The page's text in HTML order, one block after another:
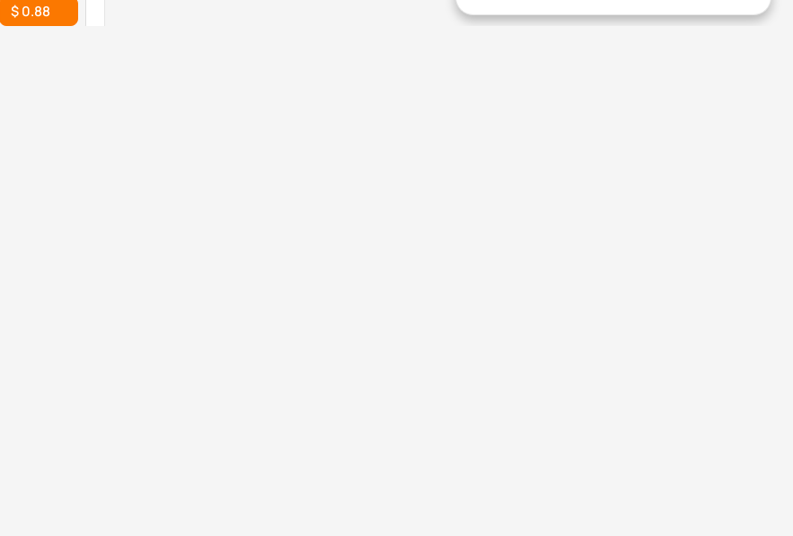
$ 0.88